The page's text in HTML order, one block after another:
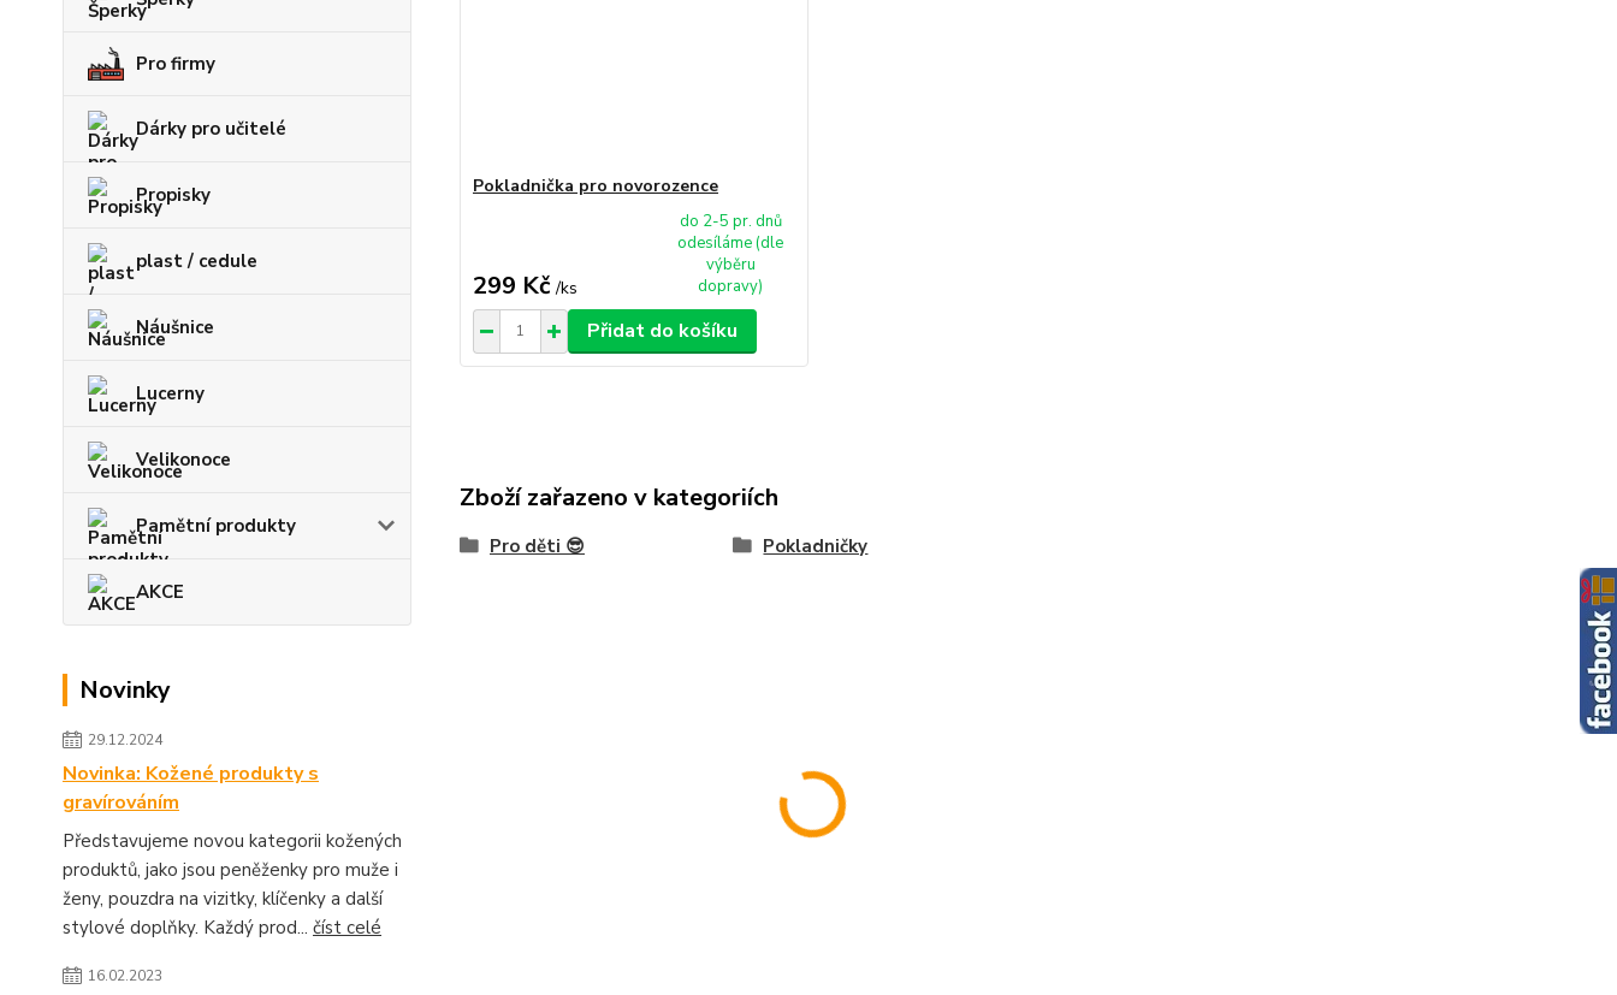
Pro firmy
Dárky pro učitelé
Propisky
plast / cedule
Náušnice
Lucerny
Velikonoce
Pamětní produkty
AKCE
Novinky
29.12.2024
Novinka: Kožené produkty s
gravírováním
Představujeme novou kategorii kožených
produktů, jako jsou peněženky pro muže i
ženy, pouzdra na vizitky, klíčenky a další
stylové doplňky. Každý prod... číst celé
16.02.2023
Pokladnička pro novorozence
299 Kč /ks
do 2-5 pr. dnů
odesíláme (dle
výběru
dopravy)
Přidat do košíku
Zboží zařazeno v kategoriích
Pro děti 😎 Pokladničky